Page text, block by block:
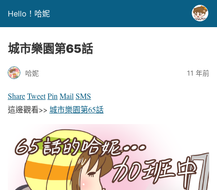
Hello！哈妮
城市樂園第65話
哈妮 11 年前
ShareTweetPin Mail SMS
這邊觀看>> 城市樂園第65話